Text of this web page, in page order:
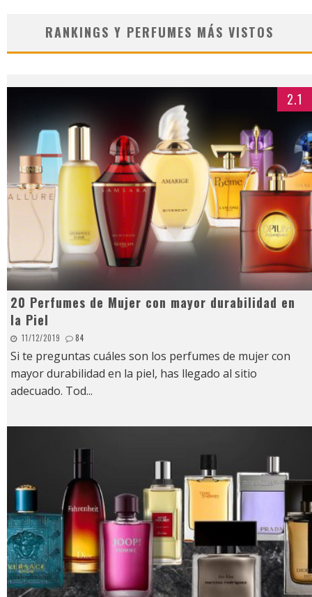
RANKINGS Y PERFUMES MÁS VISTOS
2.1
20 Perfumes de Mujer con mayor durabilidad en
la Piel
11/12/2019 84
Si te preguntas cuáles son los perfumes de mujer con
mayor durabilidad en la piel, has llegado al sitio
adecuado. Tod...